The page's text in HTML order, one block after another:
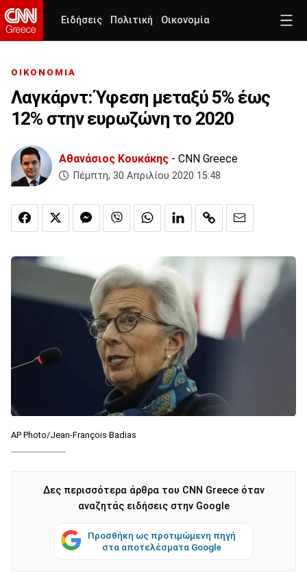
Ειδήσεις Πολιτική Οικονομία
ΟΙΚΟΝΟΜΙΑ
Λαγκάρντ: Ύφεση μεταξύ 5% έως
12% στην ευρωζώνη το 2020
Αθανάσιος Κουκάκης - CNN Greece
Πέμπτη, 30 Απριλίου 2020 15:48
AP Photo/Jean-François Badias
Δες περισσότερα άρθρα του CNN Greece όταν
αναζητάς ειδήσεις στην Google
Προσθήκη ως προτιμώμενη πηγή
στα αποτελέσματα Google